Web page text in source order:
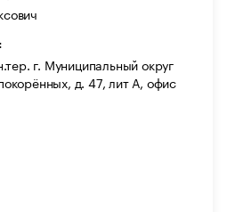
г. Муниципальный округ
д. 47, лит А, офис